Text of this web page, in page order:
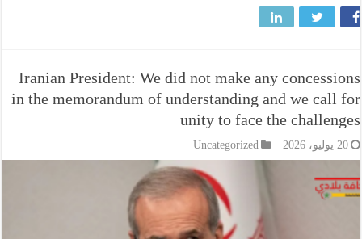
Iranian President: We did not make any
in the memorandum of understanding and we
unity to face the
Uncategorized